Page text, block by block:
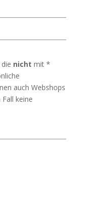
nicht mit *
auch Webshops
keine